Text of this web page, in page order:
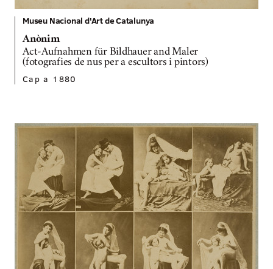
Museu Nacional d'Art de Catalunya
Anònim
Act-Aufnahmen für Bildhauer and Maler
(fotografies de nus per a escultors i pintors)
Cap a 1880